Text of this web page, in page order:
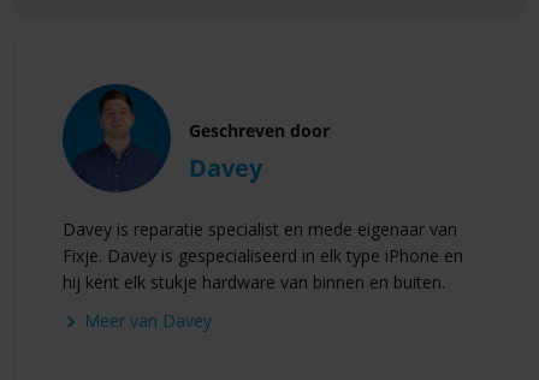
Geschreven door
Davey
Davey is reparatie specialist en mede eigenaar van
Fixje. Davey is gespecialiseerd in elk type iPhone en
hij kent elk stukje hardware van binnen en buiten.
Meer van Davey